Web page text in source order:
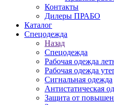
Контакты
Дилеры ПРАБО
Каталог
Спецодежда
Назад
Спецодежда
Рабочая одежда
Рабочая одежда
Сигнальная одежда
Антистатическая
Защита от